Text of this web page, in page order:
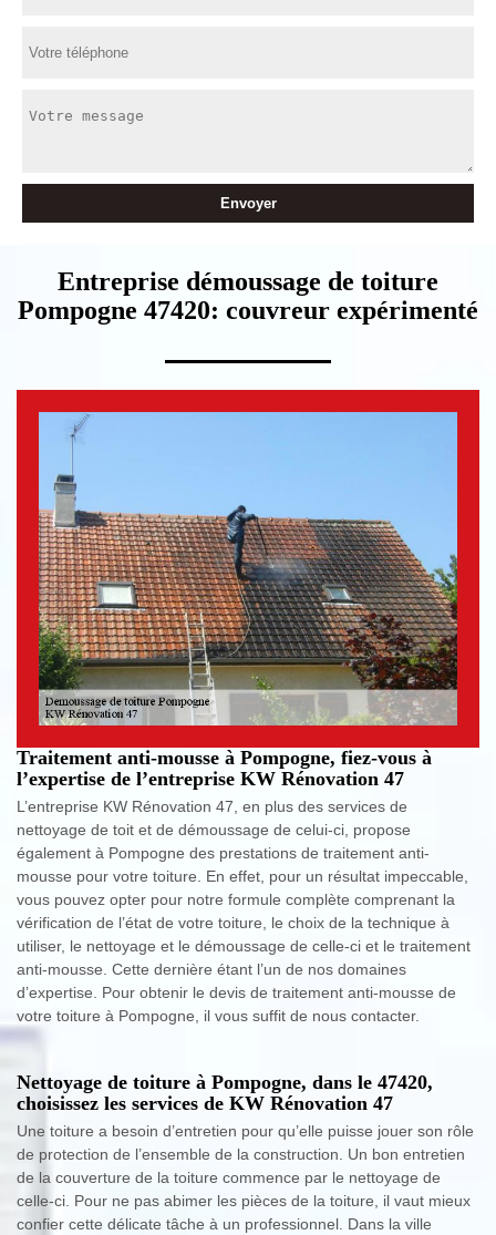
Entreprise démoussage de toiture
Pompogne 47420: couvreur expérimenté
Traitement anti-mousse à Pompogne, fiez-vous à
l’expertise de l’entreprise KW Rénovation 47
L’entreprise KW Rénovation 47, en plus des services de
nettoyage de toit et de démoussage de celui-ci, propose
également à Pompogne des prestations de traitement anti-
mousse pour votre toiture. En effet, pour un résultat impeccable,
vous pouvez opter pour notre formule complète comprenant la
vérification de l’état de votre toiture, le choix de la technique à
utiliser, le nettoyage et le démoussage de celle-ci et le traitement
anti-mousse. Cette dernière étant l’un de nos domaines
d’expertise. Pour obtenir le devis de traitement anti-mousse de
votre toiture à Pompogne, il vous suffit de nous contacter.
Nettoyage de toiture à Pompogne, dans le 47420,
choisissez les services de KW Rénovation 47
Une toiture a besoin d’entretien pour qu’elle puisse jouer son rôle
de protection de l’ensemble de la construction. Un bon entretien
de la couverture de la toiture commence par le nettoyage de
celle-ci. Pour ne pas abimer les pièces de la toiture, il vaut mieux
confier cette délicate tâche à un professionnel. Dans la ville